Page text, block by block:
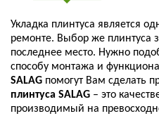
Укладка плинтуса является
ремонте. Выбор же плинтуса
последнее место. Нужно
способу монтажа и
SALAG помогут Вам сделать
плинтуса SALAG – это
производимый на